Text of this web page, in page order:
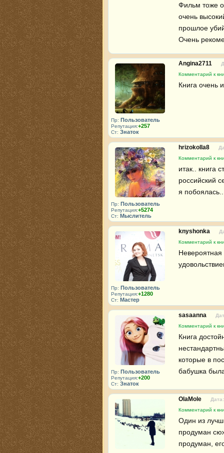
Фильм тоже
очень
прошлое
Очень
Пр: Пользователь
Репутация:+257
Ст: Знаток
Angina2711
Комментарий к
Книга очень
Пр: Пользователь
Репутация:+5274
Ст: Мыслитель
hrizokolla8
Комментарий к
итак.. книга
российский
я
Пр: Пользователь
Репутация:+1280
Ст: Мастер
knyshonka
Комментарий к
Невероятная
Пр: Пользователь
Репутация:+200
Ст: Знаток
sasaanna
Комментарий к
Книга
которые в
бабушка
OlaMole
Комментарий к
Один из
продуман
продуман,